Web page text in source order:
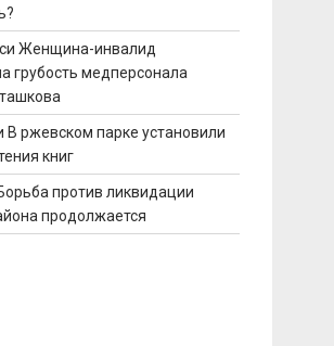
Женщина-инвалид
грубость медперсонала
В ржевском парке установили
книг
против ликвидации
продолжается